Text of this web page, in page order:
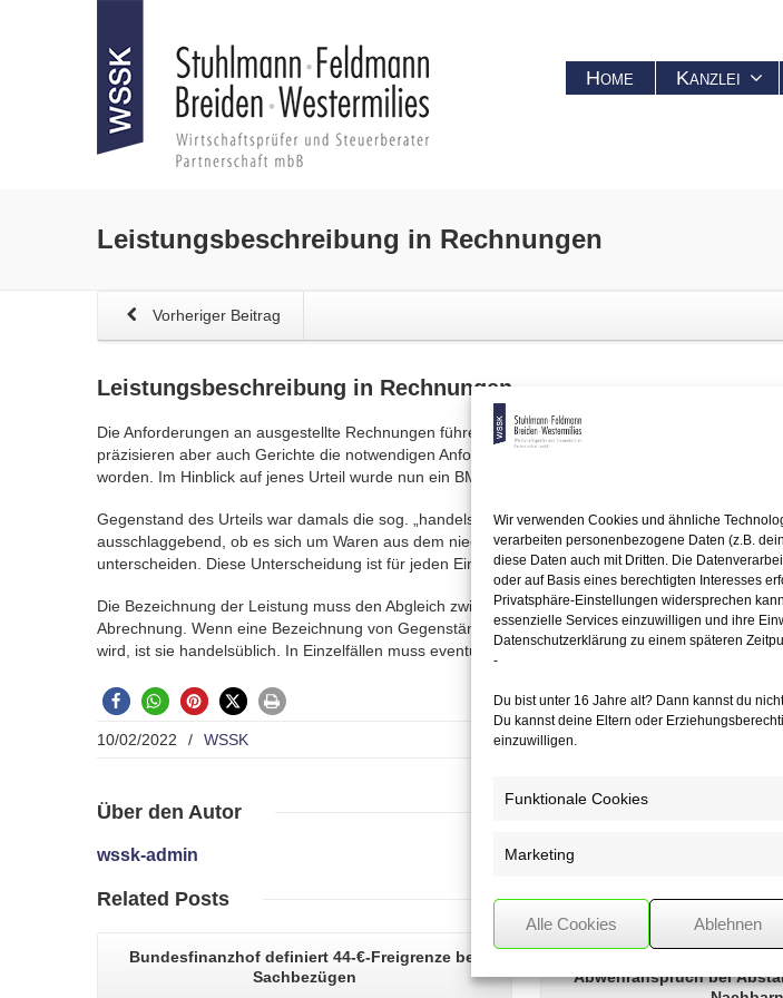
Wir verwenden Cookies und ähnliche
verarbeiten personenbezogene Daten (z.B.
diese Daten auch mit Dritten. Die
oder auf Basis eines berechtigten Interesses
Privatsphäre-Einstellungen widersprechen
essenzielle Services einzuwilligen und ihre
Datenschutzerklärung zu einem späteren
-
Du bist unter 16 Jahre alt? Dann kannst du
Du kannst deine Eltern oder
einzuwilligen.
Funktionale Cookies
Marketing
Alle Cookies Ablehnen
Home Kanzlei
Leistungsbeschreibung in Rechnungen
Vorheriger Beitrag
Leistungsbeschreibung in Rechnungen
Die Anforderungen an ausgestellte Rechnungen führen in der Praxis häufig zu
präzisieren aber auch Gerichte die notwendigen Anforderungen. Dies ist durch den
worden. Im Hinblick auf jenes Urteil wurde nun ein BMF-Schreiben veröffentlicht, welches die
Gegenstand des Urteils war damals die sog. „handelsübliche Bezeichnung“. Diese soll den
ausschlaggebend, ob es sich um Waren aus dem niedrigen, mittleren oder oberen
unterscheiden. Diese Unterscheidung ist für jeden Einzelfall gesondert zu treffen.
Die Bezeichnung der Leistung muss den Abgleich zwischen Bestellung und gelieferter Ware
Abrechnung. Wenn eine Bezeichnung von Gegenständen den gesetzlichen Vorgaben von
wird, ist sie handelsüblich. In Einzelfällen muss eventuell nachgewiesen werden, ob eine
10/02/2022 / WSSK
Über den Autor
wssk-admin
Related Posts
Bundesfinanzhof definiert44-€-Freigrenze bei
Sachbezügen
Abwehranspruch bei